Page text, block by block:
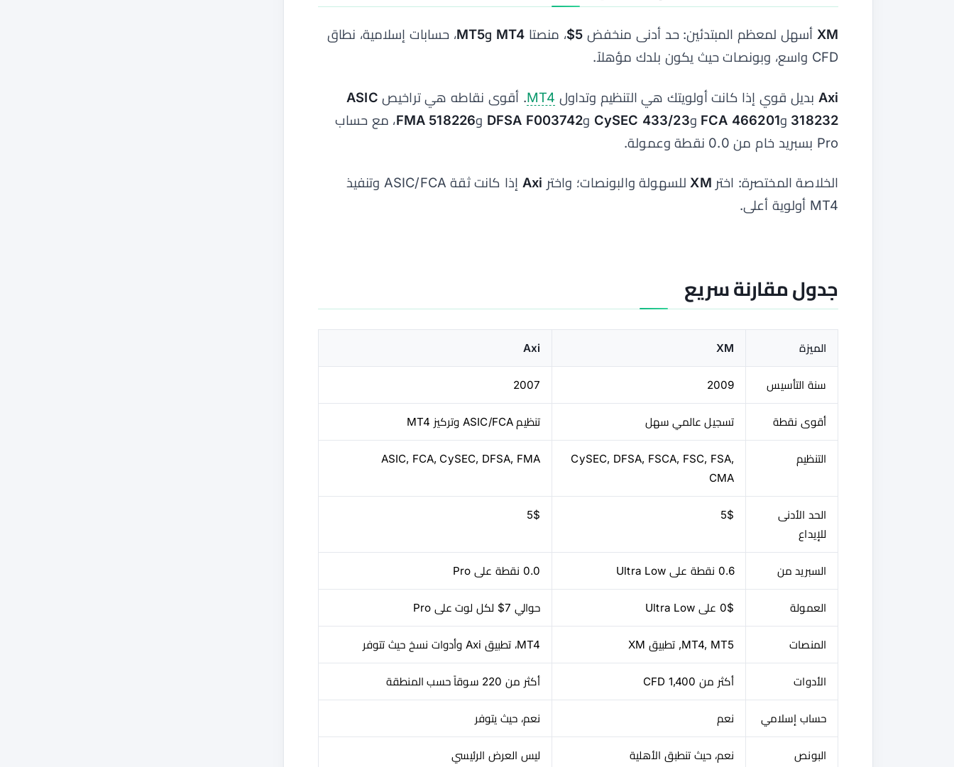
XM أسهل لمعظم المبتدئين: حد أدنى منخفض 5$ ، منصتا MT4 وMT5
، حسابات إسلامية، نطاق
CFD واسع، وبونصات حيث يكون بلدك مؤهلاً.
Axi بديل قوي إذا كانت أولويتك هي التنظيم وتداول MT4. أقوى نقاطه هي تراخيص ASIC
318232 وFCA 466201 وCySEC 433/23 وDFSA F003742 وFMA 518226، مع حساب
Pro بسبريد خام من 0.0 نقطة وعمولة.
الخلاصة المختصرة: اختر XMللسهولة والبونصات؛ واختر Axi
إذا كانت ثقة ASIC/FCA وتنفيذ
MT4 أولوية أعلى.
جدول مقارنة سريع
الميزة XM
Axi
سنة التأسيس 2009
2007
أقوى نقطة تسجيل عالمي سهل تنظيم ASIC/FCA وتركيز MT4
التنظيم
CySEC, DFSA, FSCA, FSC, FSA,
CMA
ASIC, FCA, CySEC, DFSA, FMA
الحد الأدنى
للإيداع
5$
5$
السبريد من 0.6 نقطة على Ultra Low 0.0 نقطة على Pro
العمولة 0$ على Ultra Low حوالي 7$ لكل لوت على Pro
المنصات MT4, MT5, تطبيق XM MT4، تطبيق Axi وأدوات نسخ حيث تتوفر
الأدوات أكثر من 1,400 CFD أكثر من 220 سوقاً حسب المنطقة
حساب إسلامي نعم نعم، حيث يتوفر
البونص نعم، حيث تنطبق الأهلية ليس العرض الرئيسي